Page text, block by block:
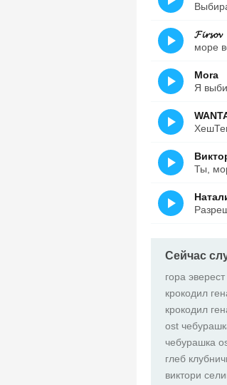
𝓕𝓲𝓻𝓼𝓸𝓿
море
Mora
Я
Ты,
Сейчас
гора
крокодил
крокодил
ost
чебурашка
глеб
виктори